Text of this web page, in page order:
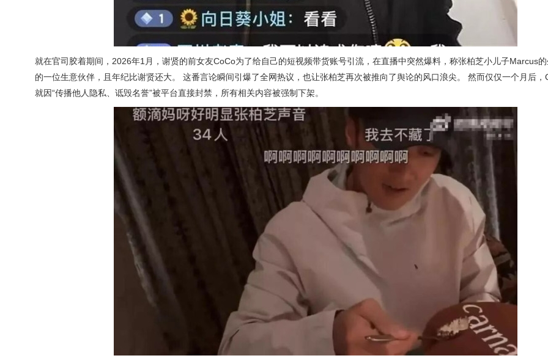
就在官司胶着期间，2026年1月，谢贤的前女友CoCo为了给自己的短视频带货账号引流，在直播中突然爆料，称张柏芝小儿子Marcus
的一位生意伙伴，且年纪比谢贤还大。 这番言论瞬间引爆了全网热议，也让张柏芝再次被推向了舆论的风口浪尖。 然而仅仅一个月后，
就因“传播他人隐私、诋毁名誉”被平台直接封禁，所有相关内容被强制下架。